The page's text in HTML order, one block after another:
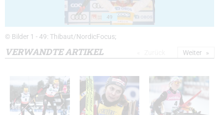
49
© Bilder 1 - 49: Thibaut/NordicFocus;
VERWANDTE ARTIKEL Weiter